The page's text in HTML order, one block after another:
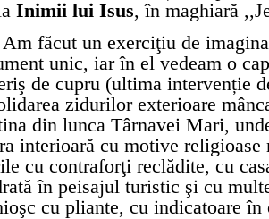
Inimii lui Isus, în maghiară
Am făcut un exerciţiu de
unic, iar în el vedeam o
de cupru (ultima intervenție
zidurilor exterioare
din lunca Târnavei Mari,
interioară cu motive religioase
cu contraforţi reclădite, cu
în peisajul turistic şi cu
cu pliante, cu indicatoare în